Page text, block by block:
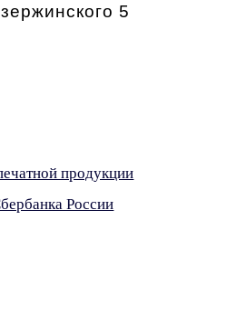
5
продукции
России